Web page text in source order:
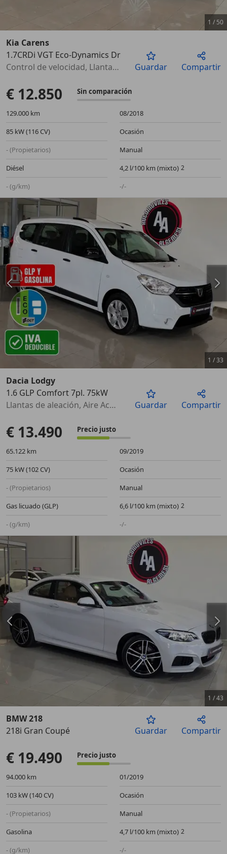
Anterior
1 / 50
Kia Carens
1.7CRDi VGT Eco-Dynamics Drive
Control de velocidad, Llantas de aleación, Bluetooth, Faros antiniebla, Climatizador
Guardar Compartir
€ 12.850 Sin comparación
129.000 km
08/2018
85 kW (116 CV)
Ocasión
- (Propietarios)
Manual
Diésel
4,2 l/100 km (mixto)
- (g/km)
-/-
Anterior
1 /33
Dacia Lodgy
1.6 GLP Comfort 7pl. 75kW
Llantas de aleación, Aire Acondicionado, Faros antiniebla, Airbags laterales, Airbag del conductor
Guardar Compartir
€ 13.490 Precio justo
65.122 km
09/2019
75 kW (102 CV)
Ocasión
- (Propietarios)
Manual
Gas licuado (GLP)
6,6 l/100 km (mixto)
- (g/km)
-/-
Anterior
1 /43
BMW 218
218i Gran Coupé
Guardar Compartir
€ 19.490 Precio justo
94.000 km
01/2019
103 kW (140 CV)
Ocasión
- (Propietarios)
Manual
Gasolina
4,7 l/100 km (mixto)
- (g/km)
-/-